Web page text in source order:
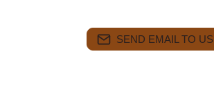
SEND EMAIL TO US